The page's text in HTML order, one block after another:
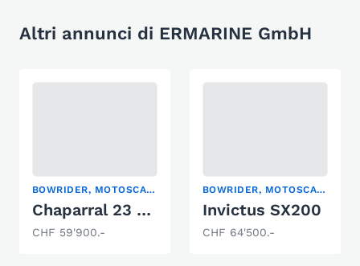
Altri annunci di ERMARINE GmbH
BOWRIDER, MOTOSCAFO
Chaparral 23 SSI
CHF 59'900.-
BOWRIDER, MOTOSCAFO
Invictus SX200
CHF 64'500.-